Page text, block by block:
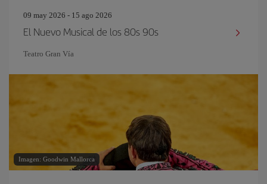
09 may 2026 - 15 ago 2026
El Nuevo Musical de los 80s 90s
Teatro Gran Vía
Imagen: Goodwin Mallorca